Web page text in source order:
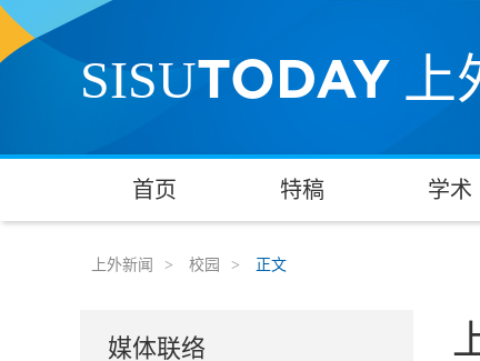
SISUTODAY 上
首页 特稿 学术
上外新闻 > 校园 > 正文
媒体联络